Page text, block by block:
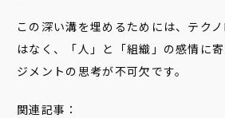
この深い溝を埋めるためには、テク
はなく、「人」と「組織」の感情に
ジメントの思考が不可欠です。
関連記事：